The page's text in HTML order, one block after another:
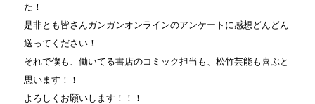
た！
是非とも皆さんガンガンオンラインのアンケートに感想どんどん
送ってください！
それで僕も、働いてる書店のコミック担当も、松竹芸能も喜ぶと
思います！！
よろしくお願いします！！！